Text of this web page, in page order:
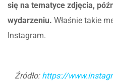
się na tematyce zdjęcia,
wydarzeniu. Właśnie takie
Instagram.
Źródło: https://